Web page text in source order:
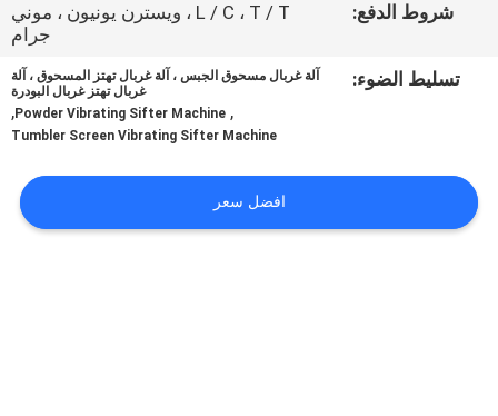
المعمل
الجودة
شروط الدفع:
L / C ، T / T ، ويسترن يونيون ، موني
جرام
تسليط الضوء:
آلة غربال مسحوق الجبس ، آلة غربال تهتز المسحوق ، آلة
غربال تهتز غربال البودرة
,
Powder Vibrating Sifter Machine
,
Tumbler Screen Vibrating Sifter Machine
افضل سعر